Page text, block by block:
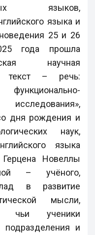
языков,
языка и
25 и 26
года прошла
научная
текст – речь:
дня рождения и
наук,
языка
Новеллы
– учёного,
в развитие
мысли,
чьи ученики
подразделения и